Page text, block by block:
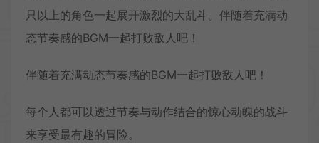
只以上的角色一起展开激烈的大乱斗。伴随着充满动
态节奏感的BGM一起打败敌人吧！
伴随着充满动态节奏感的BGM一起打败敌人吧！
每个人都可以透过节奏与动作结合的惊心动魄的战斗
来享受最有趣的冒险。